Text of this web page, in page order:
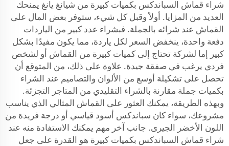
شراء قماش السباندكس بكميات كبيرة من شيانغ يانغ يمنحك
العديد من المزايا. أولاً وقبل كل شيء، ستوفر بعض المال على
القماش عند شرائه بالجملة. فبشراء عدد كبير من الياردات
دفعة واحدة، ينخفض السعر لكل ياردة، مما يكون مفيدًا بشكل
كبير إما لشركة تحتاج إلى كميات كبيرة من القماش أو لشخص
فردي يرغب في صفقة جيدة. علاوة على ذلك، من المتوقع أن
تحصل على تشكيلة أوسع من الألوان والتصاميم عند الشراء
بكميات جملة مقارنة بالشراء التقليدي من المتاجر التجزئة.
وبهذه الطريقة، يمكنك العثور على القماش المثالي الذي يناسب
مشروعك، سواء كان سباندكس أسود قياسي أو درجة فريدة من
اللون الأخضر الجيرى. جانب آخر مهم يمكنك الاستفادة منه عند
شراء قماش السباندكس بكميات كبيرة هو القدرة على جعل